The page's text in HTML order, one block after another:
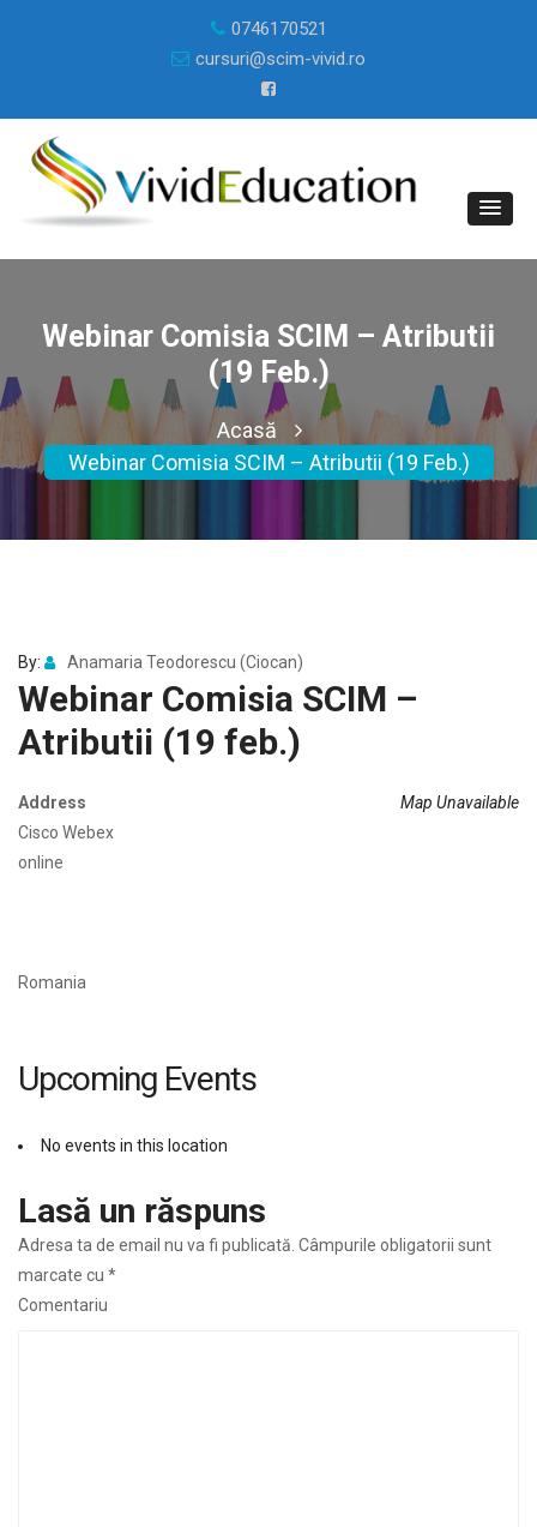
0746170521
cursuri@scim-vivid.ro
Webinar Comisia SCIM – Atributii
(19 Feb.)
Acasă
Webinar Comisia SCIM – Atributii (19 Feb.)
By: Anamaria Teodorescu (Ciocan)
Webinar Comisia SCIM –
Atributii (19 feb.)
Map Unavailable
Address
Cisco Webex
online
Romania
Upcoming Events
No events in this location
Lasă un răspuns
Adresa ta de email nu va fi publicată. Câmpurile obligatorii sunt
marcate cu *
Comentariu